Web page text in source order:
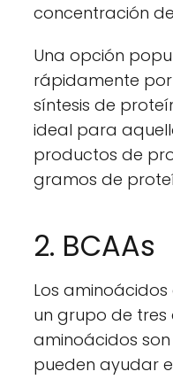
concentración
Una opción
rápidamente
síntesis de
ideal para
productos de
gramos de
2. BCAAs
Los
un grupo de tres
aminoácidos
pueden ayudar